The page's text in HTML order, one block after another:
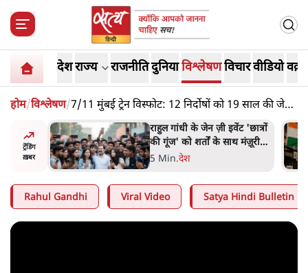
देशराज्य राजनीतिदुनियाविश्लेषणविचारवीडियो
होम/विश्लेषण/7/11 मुंबई ट्रेन विस्फोट: 12 निर्दोषों को 19 साल की जेल
- असली अपराधी कौन थे?
ट्रेंडिंग
ख़बर
राहुल गांधी के जेन ज़ी इवेंट 'छात्रों
की गूंज' को शर्तों के साथ मंज़ूरी
देना पड़ा
5 Min.देश
Rahul Gandhi Viral Video Satya Hindi Bulletin